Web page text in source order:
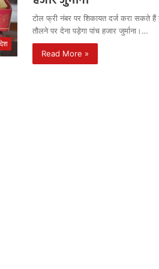
टोल फ्री नंबर पर शिकायत दर्ज करा सकते हैं
तौलने पर देना पड़ेगा पांच हजार जुर्माना।…
Read More »